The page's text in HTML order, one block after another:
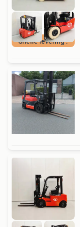
Snelle levering !